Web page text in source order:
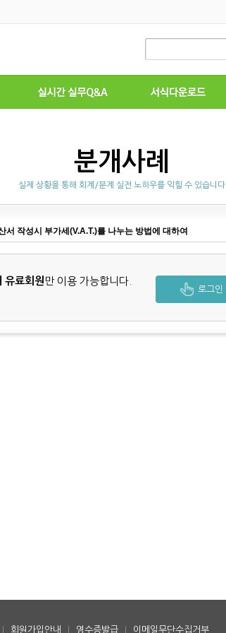
분개사례
실제 상황을 통해 회계/분계 실전 노하우를 익힐 수 있습니다
작성시 부가세(V.A.T.)를 나누는 방법에 대하여
유료회원 만 이용 가능합니다.
로그인
회원가입안내 영수증발급 이메일무단수집거부